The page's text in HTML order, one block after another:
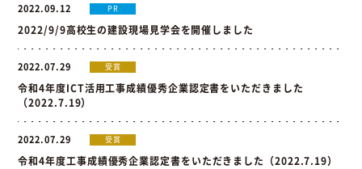
2022.09.12 PR
2022/9/9高校生の建設現場見学会を開催しました
2022.07.29 受賞
令和4年度ICT活用工事成績優秀企業認定書をいただきました
（2022.7.19）
2022.07.29 受賞
令和4年度工事成績優秀企業認定書をいただきました（2022.7.19）